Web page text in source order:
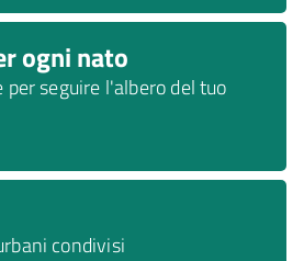
ogni nato
seguire l'albero del tuo
condivisi